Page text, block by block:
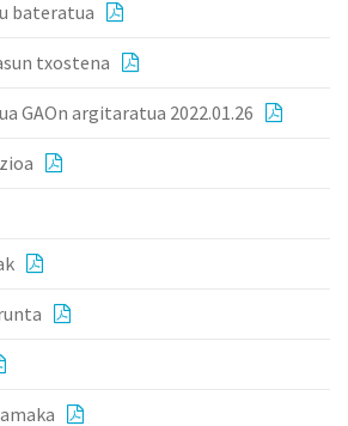
bateratua
txostena
GAOn argitaratua 2022.01.26